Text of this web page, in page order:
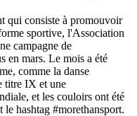
qui consiste à promouvoir
sportive, l'Association
campagne de
en mars. Le mois a été
comme la danse
titre IX et une
et les couloirs ont été
le hashtag #morethansport.